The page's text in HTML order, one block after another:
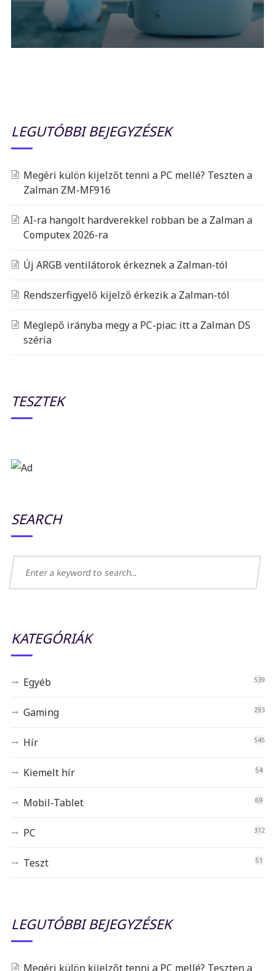
LEGUTÓBBI BEJEGYZÉSEK
Megéri külön kijelzőt tenni a PC mellé? Teszten a
Zalman ZM-MF916
AI-ra hangolt hardverekkel robban be a Zalman a
Computex 2026-ra
Új ARGB ventilátorok érkeznek a Zalman-tól
Rendszerfigyelő kijelző érkezik a Zalman-tól
Meglepő irányba megy a PC-piac: itt a Zalman DS
széria
TESZTEK
SEARCH
KATEGÓRIÁK
Egyéb 539
Gaming 293
Hír 545
Kiemelt hír 54
Mobil-Tablet 69
PC 312
Teszt 51
LEGUTÓBBI BEJEGYZÉSEK
Megéri külön kijelzőt tenni a PC mellé? Teszten a